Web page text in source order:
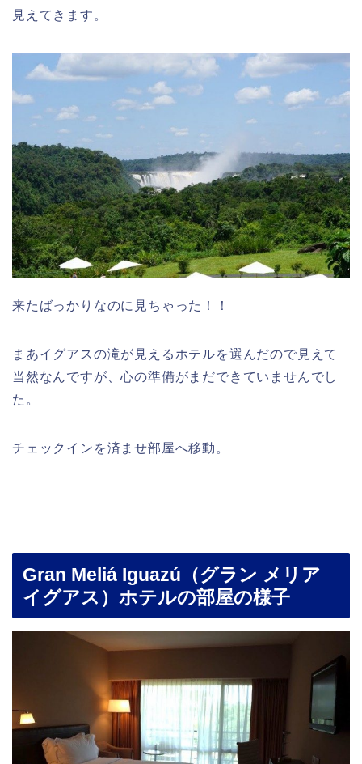
見えてきます。
来たばっかりなのに見ちゃった！！
まあイグアスの滝が見えるホテルを選んだので見えて
当然なんですが、心の準備がまだできていませんでし
た。
チェックインを済ませ部屋へ移動。
Gran Meliá Iguazú（グラン メリア
イグアス）ホテルの部屋の様子